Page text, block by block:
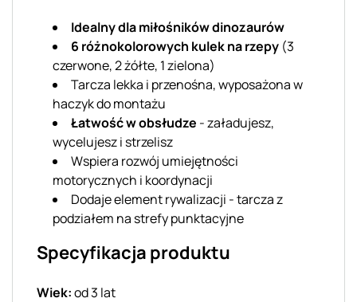
Idealny dla miłośników dinozaurów
6 różnokolorowych kulek na rzepy (3
czerwone, 2 żółte, 1 zielona)
Tarcza lekka i przenośna, wyposażona w
haczyk do montażu
Łatwość w obsłudze - załadujesz,
wycelujesz i strzelisz
Wspiera rozwój umiejętności
motorycznych i koordynacji
Dodaje element rywalizacji - tarcza z
podziałem na strefy punktacyjne
Specyfikacja produktu
Wiek:od 3 lat